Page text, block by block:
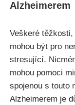
Alzheimerem
Veškeré
mohou být pro
stresující.
mohou pomoci
spojenou s touto
Alzheimerem je